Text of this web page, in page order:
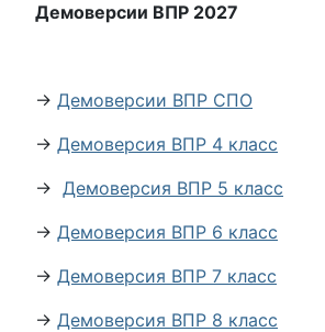
Демоверсии ВПР 2027
→ Демоверсии ВПР СПО
→ Демоверсия ВПР 4 класс
→ Демоверсия ВПР 5 класс
→ Демоверсия ВПР 6 класс
→ Демоверсия ВПР 7 класс
→ Демоверсия ВПР 8 класс